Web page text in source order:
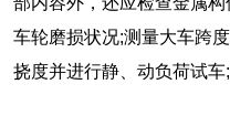
车轮磨损状况;测量大车跨
挠度并进行静、动负荷试车